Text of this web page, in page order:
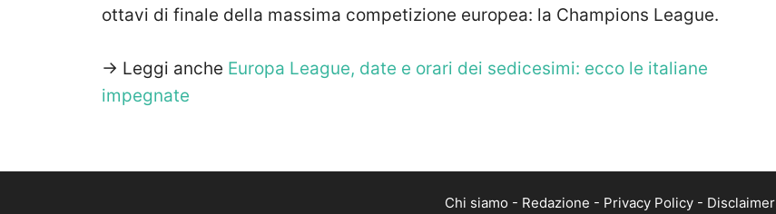
ottavi di finale della massima competizione europea: la Champions League.
-> Leggi anche Europa League, date e orari dei sedicesimi: ecco le italiane
impegnate
Chi siamo - Redazione - Privacy Policy - Disclaimer